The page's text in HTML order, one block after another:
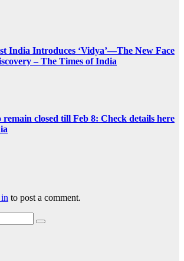
India Introduces ‘Vidya’—The New Face
– The Times of India
remain closed till Feb 8: Check details here
to post a comment.